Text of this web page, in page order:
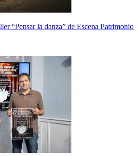
“Pensar la danza” de Escena Patrimonio